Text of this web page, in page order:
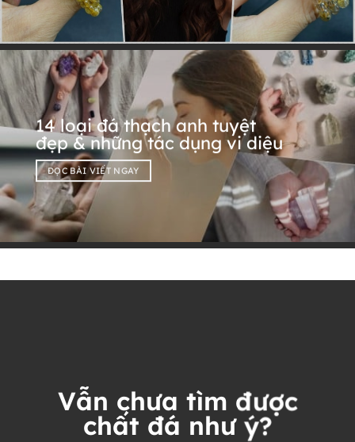
14 loại đá thạch anh tuyệt
đẹp & những tác dụng vi diệu
ĐỌC BÀI VIẾT NGAY
Vẫn chưa tìm được
chất đá như ý?